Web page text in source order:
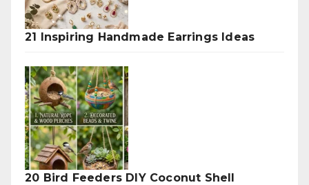
21 Inspiring Handmade Earrings Ideas
20 Bird Feeders DIY Coconut Shell